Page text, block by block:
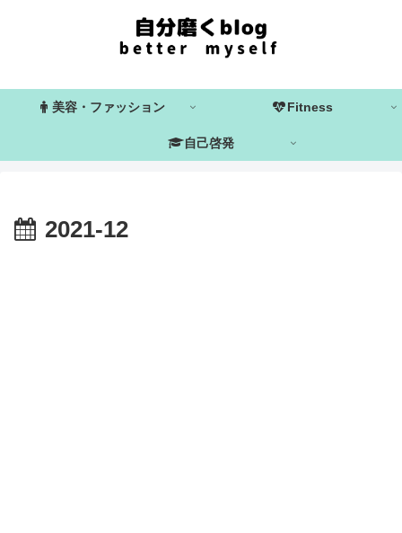
美容・ファッション Fitness
自己啓発
2021-12